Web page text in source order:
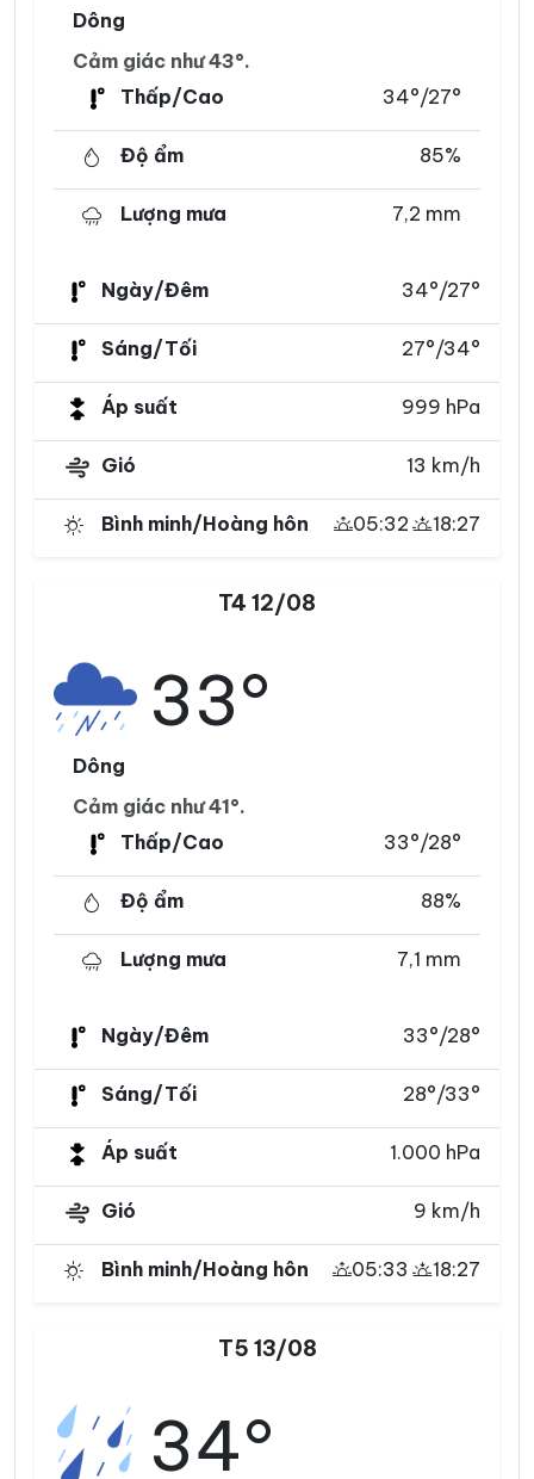
Dông
Cảm giác như 43°.
Thấp/Cao
34°/27°
Độ ẩm 85%
Lượng mưa 7,2 mm
Ngày/Đêm 34°/27°
Sáng/Tối 27°/34°
Áp suất 999 hPa
Gió 13 km/h
Bình minh/Hoàng hôn 05:32 18:27
T4 12/08
33°
Dông
Cảm giác như 41°.
Thấp/Cao
33°/28°
Độ ẩm 88%
Lượng mưa 7,1 mm
Ngày/Đêm 33°/28°
Sáng/Tối 28°/33°
Áp suất 1.000 hPa
Gió 9 km/h
Bình minh/Hoàng hôn 05:33 18:27
T5 13/08
34°